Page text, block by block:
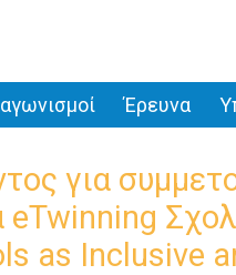
Έρευνα
για
eTwinning
as Inclusive